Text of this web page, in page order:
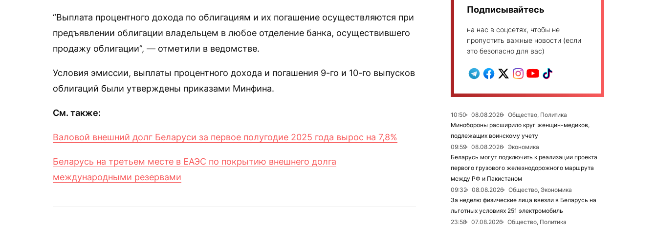
“Выплата процентного дохода по облигациям и их погашение осуществляются при
предъявлении облигации владельцем в любое отделение банка, осуществившего
продажу облигации”, — отметили в ведомстве.
Условия эмиссии, выплаты процентного дохода и погашения 9-го и 10-го выпусков
облигаций были утверждены приказами Минфина.
См. также:
Валовой внешний долг Беларуси за первое полугодие 2025 года вырос на 7,8%
Беларусь на третьем месте в ЕАЭС по покрытию внешнего долга
международными резервами
Подписывайтесь
на нас в соцсетях, чтобы не
пропустить важные новости (если
это безопасно для вас)
10:50 08.08.2026
Общество, Политика
Минобороны расширило круг женщин-медиков,
подлежащих воинскому учету
09:59
08.08.2026
Экономика
Беларусь могут подключить к реализации проекта
первого грузового железнодорожного маршрута
между РФ и Пакистаном
09:32
08.08.2026
Общество, Экономика
За неделю физические лица ввезли в Беларусь на
льготных условиях 251 электромобиль
23:58
07.08.2026
Общество, Политика